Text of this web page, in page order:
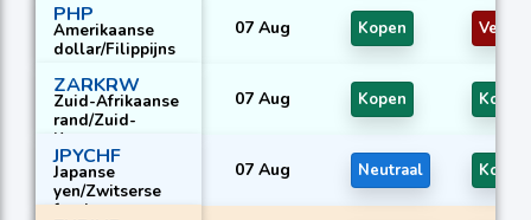
PHP
Amerikaanse
dollar/Filippijns
07 Aug Kopen
ZARKRW
Zuid-Afrikaanse
rand/Zuid-
Koreaanse won
07 Aug Kopen Kopen
JPYCHF
Japanse
yen/Zwitserse
frank
07 Aug Neutraal Kopen